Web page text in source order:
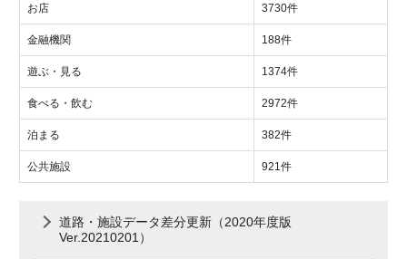
お店 3730件
金融機関 188件
遊ぶ・見る 1374件
食べる・飲む 2972件
泊まる 382件
公共施設 921件
道路・施設データ差分更新（2020年度版
Ver.20210201）